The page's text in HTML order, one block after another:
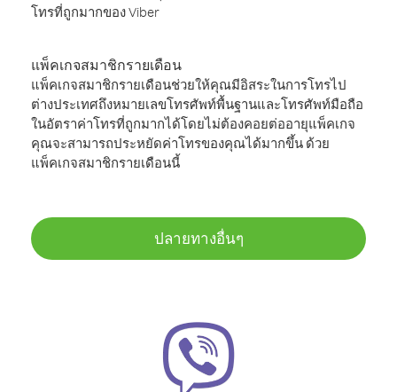
โทรที่ถูกมากของ Viber
แพ็คเกจสมาชิกรายเดือน
แพ็คเกจสมาชิกรายเดือนช่วยให้คุณมีอิสระในการโทรไป
ต่างประเทศถึงหมายเลขโทรศัพท์พื้นฐานและโทรศัพท์มือถือ
ในอัตราค่าโทรที่ถูกมากได้โดยไม่ต้องคอยต่ออายุแพ็คเกจ
คุณจะสามารถประหยัดค่าโทรของคุณได้มากขึ้น ด้วย
แพ็คเกจสมาชิกรายเดือนนี้
ปลายทางอื่นๆ